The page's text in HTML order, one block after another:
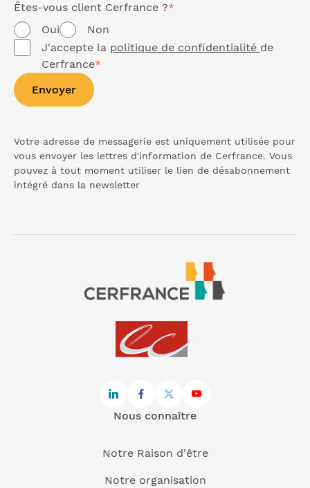
Êtes-vous client Cerfrance ?*
Oui
Non
J'accepte la politique de confidentialité de
Cerfrance*
Envoyer
Votre adresse de messagerie est uniquement utilisée pour
vous envoyer les lettres d'information de Cerfrance. Vous
pouvez à tout moment utiliser le lien de désabonnement
intégré dans la newsletter
Nous connaître
Notre Raison d'être
Notre organisation